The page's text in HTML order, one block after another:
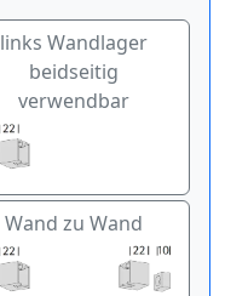
links Wandlager
beidseitig
verwendbar
Wand zu Wand